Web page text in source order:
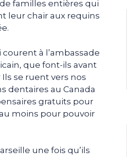
familles entières qui
leur chair aux requins
à l’ambassade
que font-ils avant
se ruent vers nos
dentaires au Canada
gratuits pour
moins pour pouvoir
une fois qu’ils